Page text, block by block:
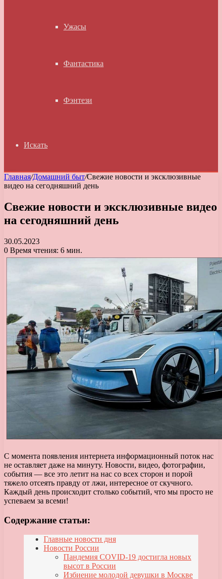
Ужасы
Фантастика
Фэнтези
Искать
Главная/Домашний быт/Свежие новости и эксклюзивные
видео на сегодняшний день
Свежие новости и эксклюзивные видео
на сегодняшний день
30.05.2023
0 Время чтения: 6 мин.
С момента появления интернета информационный поток нас
не оставляет даже на минуту. Новости, видео, фотографии,
события — все это летит на нас со всех сторон и порой
тяжело отсеять правду от лжи, интересное от скучного.
Каждый день происходит столько событий, что мы просто не
успеваем за всеми!
Содержание статьи:
Главные новости дня
Новости России
Пандемия COVID-19 достигла новых
высот в России
Избиение молодой девушки в Москве